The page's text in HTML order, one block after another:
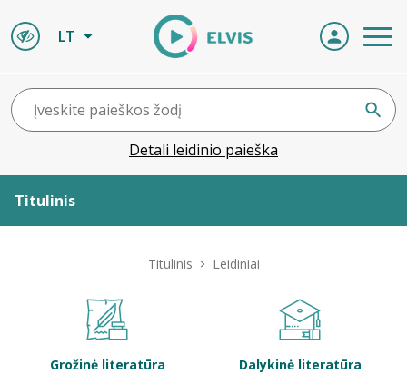
LT
Detali leidinio paieška
Titulinis
Titulinis Leidiniai
Grožinė literatūra Dalykinė literatūra